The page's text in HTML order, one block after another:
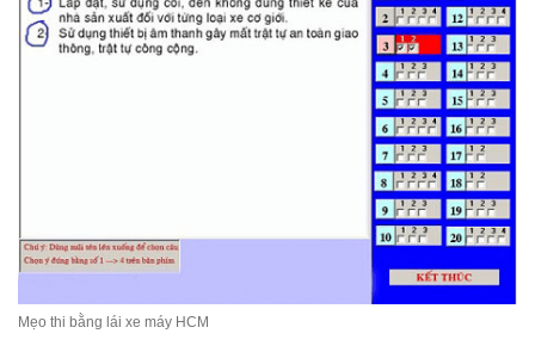
Mẹo thi bằng lái xe máy HCM